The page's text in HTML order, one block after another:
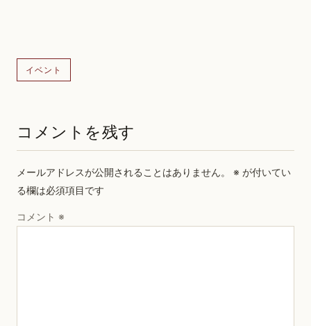
イベント
コメントを残す
メールアドレスが公開されることはありません。 ※ が付いてい
る欄は必須項目です
コメント ※